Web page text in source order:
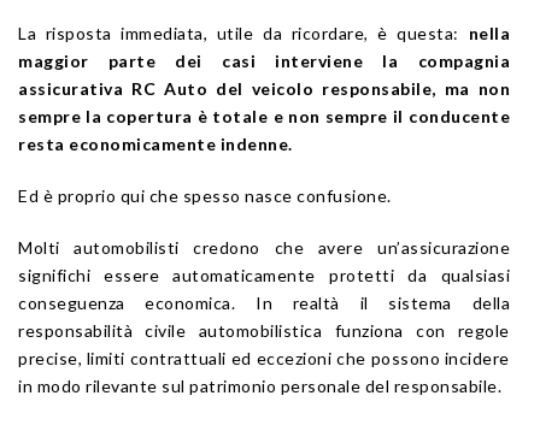
La risposta immediata, utile da ricordare, è questa: nella
maggior parte dei casi interviene la compagnia
assicurativa RC Auto del veicolo responsabile, ma non
sempre la copertura è totale e non sempre il conducente
resta economicamente indenne.
Ed è proprio qui che spesso nasce confusione.
Molti automobilisti credono che avere un’assicurazione
significhi essere automaticamente protetti da qualsiasi
conseguenza economica. In realtà il sistema della
responsabilità civile automobilistica funziona con regole
precise, limiti contrattuali ed eccezioni che possono incidere
in modo rilevante sul patrimonio personale del responsabile.